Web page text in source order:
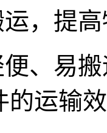
，提
、易
的运输